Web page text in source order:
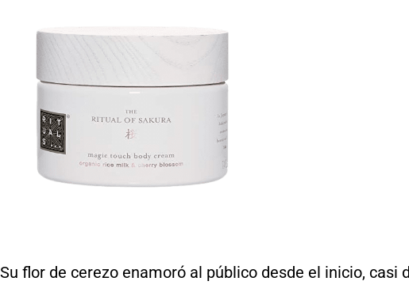
Su flor de cerezo enamoró al público desde el inicio, casi